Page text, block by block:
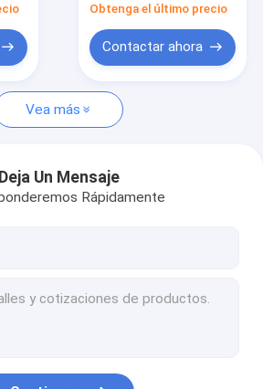
del campo petrolífero
martillo del campo petrolífero
bomba de fango
Obtenga el último precio
Contactar ahora
Vea más
Deja Un Mensaje
Rápidamente